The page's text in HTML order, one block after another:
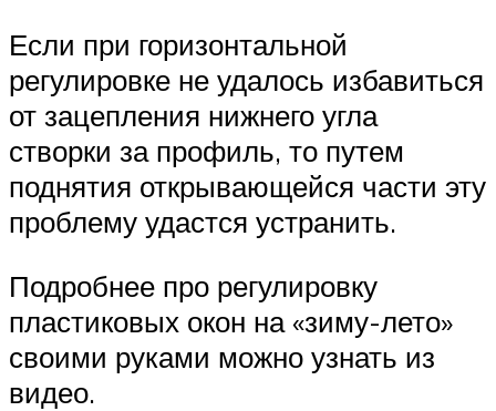
Если при горизонтальной
регулировке не удалось избавиться
от зацепления нижнего угла
створки за профиль, то путем
поднятия открывающейся части эту
проблему удастся устранить.
Подробнее про регулировку
пластиковых окон на «зиму-лето»
своими руками можно узнать из
видео.